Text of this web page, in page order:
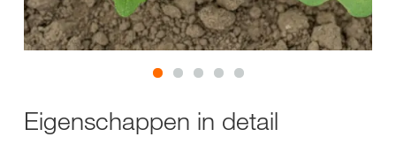
Eigenschappen in detail